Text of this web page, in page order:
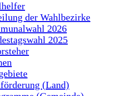
der Wahlbezirke
2026
2025
(Land)